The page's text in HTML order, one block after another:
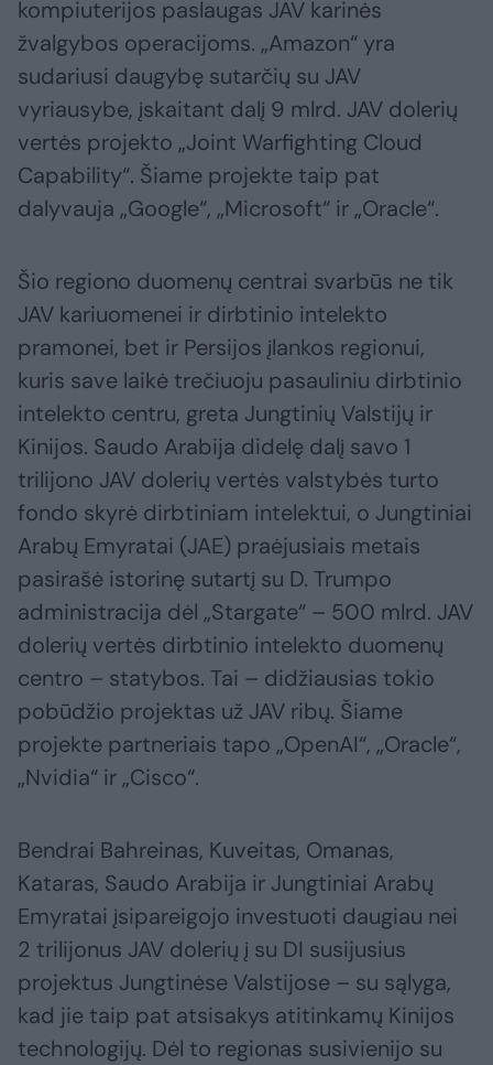
kompiuterijos paslaugas JAV karinės
žvalgybos operacijoms. „Amazon“ yra
sudariusi daugybę sutarčių su JAV
vyriausybe, įskaitant dalį 9 mlrd. JAV dolerių
vertės projekto „Joint Warfighting Cloud
Capability“. Šiame projekte taip pat
dalyvauja „Google“, „Microsoft“ ir „Oracle“.
Šio regiono duomenų centrai svarbūs ne tik
JAV kariuomenei ir dirbtinio intelekto
pramonei, bet ir Persijos įlankos regionui,
kuris save laikė trečiuoju pasauliniu dirbtinio
intelekto centru, greta Jungtinių Valstijų ir
Kinijos. Saudo Arabija didelę dalį savo 1
trilijono JAV dolerių vertės valstybės turto
fondo skyrė dirbtiniam intelektui, o Jungtiniai
Arabų Emyratai (JAE) praėjusiais metais
pasirašė istorinę sutartį su D. Trumpo
administracija dėl „Stargate“ – 500 mlrd. JAV
dolerių vertės dirbtinio intelekto duomenų
centro – statybos. Tai – didžiausias tokio
pobūdžio projektas už JAV ribų. Šiame
projekte partneriais tapo „OpenAI“, „Oracle“,
„Nvidia“ ir „Cisco“.
Bendrai Bahreinas, Kuveitas, Omanas,
Kataras, Saudo Arabija ir Jungtiniai Arabų
Emyratai įsipareigojo investuoti daugiau nei
2 trilijonus JAV dolerių į su DI susijusius
projektus Jungtinėse Valstijose – su sąlyga,
kad jie taip pat atsisakys atitinkamų Kinijos
technologijų. Dėl to regionas susivienijo su